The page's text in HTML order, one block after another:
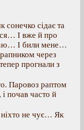
сідає та
І вже й про
І били мене…
через
прогнали з
Паровоз раптом
почав часто й
не чує… Як